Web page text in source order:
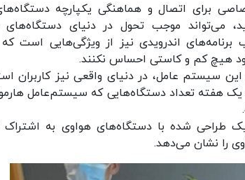
برای اتصال و هماهنگی یکپارچه
می‌تواند موجب تحول در دنیای
برنامه‌های اندرویدی نیز از ویژگی‌هایی
هیچ کم و کاستی احساس نکنند.
سیستم عامل، در دنیای واقعی نیز کاربران
طراحی شده با دستگاه‌های هواوی به
را نشان می‌دهد.